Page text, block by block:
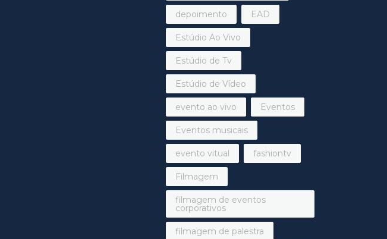
depoimento EAD
Estúdio Ao Vivo
Estúdio de Tv
Estúdio de Vídeo
evento ao vivo Eventos
Eventos musicais
evento vitual fashiontv
Filmagem
filmagem de eventos
corporativos
filmagem de palestra